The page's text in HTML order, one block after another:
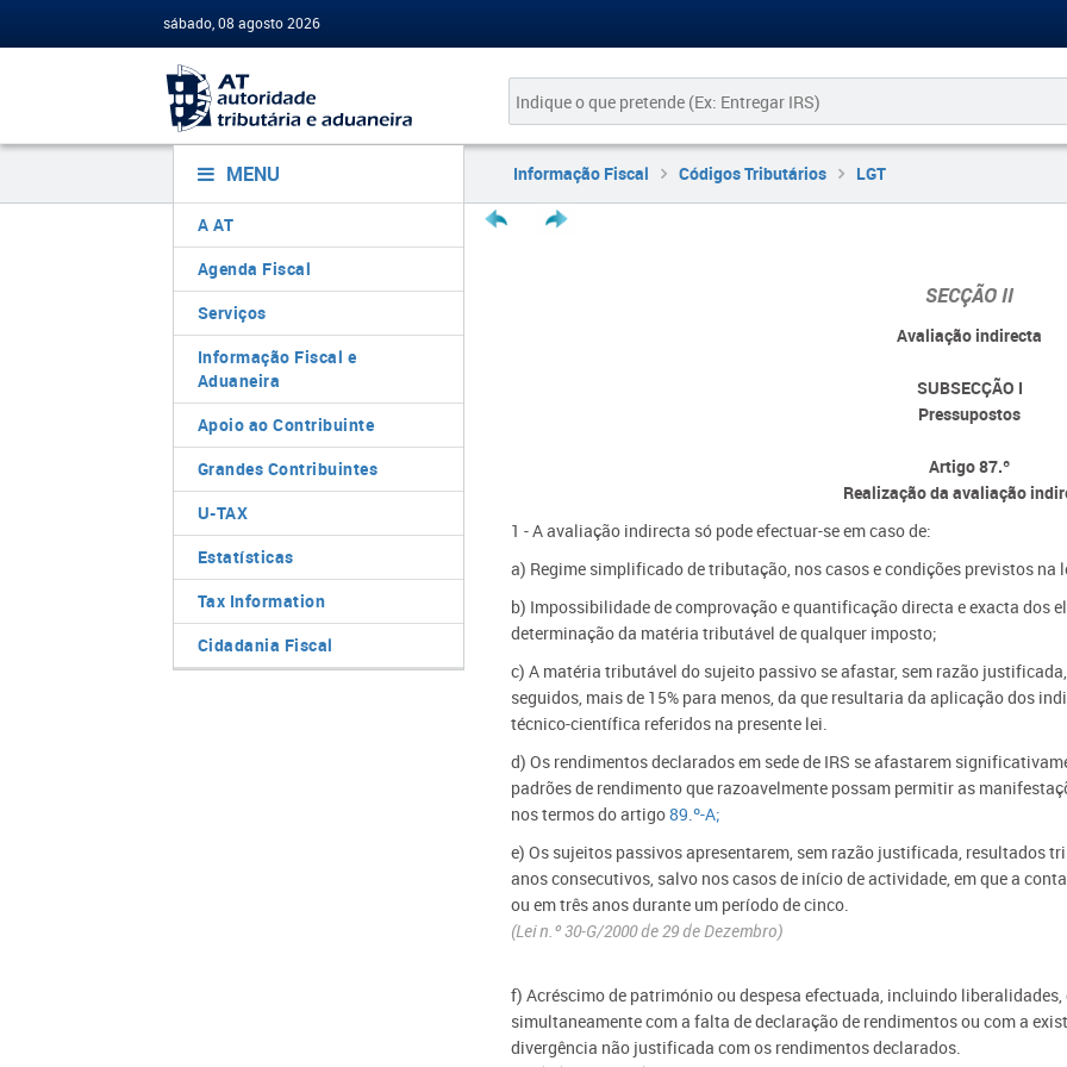
sábado, 08 agosto 2026
MENU
A AT
Agenda Fiscal
Serviços
Informação Fiscal e
Aduaneira
Apoio ao Contribuinte
Grandes Contribuintes
U-TAX
Estatísticas
Tax Information
Cidadania Fiscal
Informação Fiscal Códigos Tributários LGT
SECÇÃO II
Avaliação indirecta
SUBSECÇÃO I
Pressupostos
Artigo 87.º
Realização da avaliação
1 - A avaliação indirecta só pode efectuar-se em caso de:
a) Regime simplificado de tributação, nos casos e condições previstos na
b) Impossibilidade de comprovação e quantificação directa e exacta dos
determinação da matéria tributável de qualquer imposto;
c) A matéria tributável do sujeito passivo se afastar, sem razão
seguidos, mais de 15% para menos, da que resultaria da aplicação dos
técnico-científica referidos na presente lei.
d) Os rendimentos declarados em sede de IRS se afastarem
padrões de rendimento que razoavelmente possam permitir as
nos termos do artigo89.º-A;
e) Os sujeitos passivos apresentarem, sem razão justificada, resultados
anos consecutivos, salvo nos casos de início de actividade, em que a
ou em três anos durante um período de cinco.
(Lei n.º 30-G/2000 de 29 de Dezembro)
f) Acréscimo de património ou despesa efectuada, incluindo
simultaneamente com a falta de declaração de rendimentos ou com a
divergência não justificada com os rendimentos declarados.